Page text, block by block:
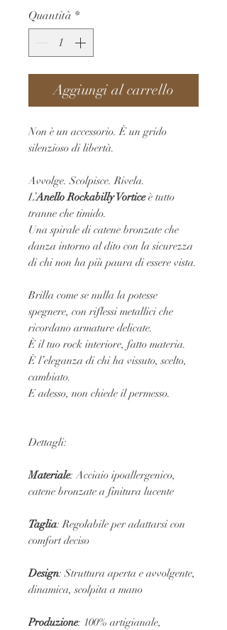
Quantità *
Aggiungi al carrello
Non è un accessorio. È un grido
silenzioso di libertà.
Avvolge. Scolpisce. Rivela.
L’Anello Rockabilly Vorticeè tutto
tranne che timido.
Una spirale di catene bronzate che
danza intorno al dito con la sicurezza
di chi non ha più paura di essere vista.
Brilla come se nulla la potesse
spegnere, con riflessi metallici che
ricordano armature delicate.
È il tuo rock interiore, fatto materia.
È l’eleganza di chi ha vissuto, scelto,
cambiato.
E adesso, non chiede il permesso.
Dettagli:
Materiale: Acciaio ipoallergenico,
catene bronzate a finitura lucente
Taglia: Regolabile per adattarsi con
comfort deciso
Design: Struttura aperta e avvolgente,
dinamica, scolpita a mano
Produzione: 100% artigianale,